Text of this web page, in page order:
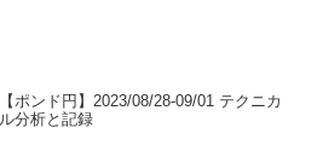
【ポンド円】2023/08/28-09/01 テクニカ
ル分析と記録